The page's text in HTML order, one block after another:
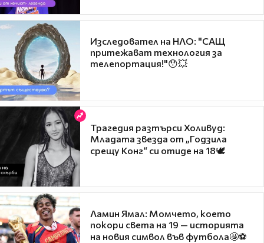
Изследовател на НЛО: "САЩ
притежават технология за
телепортация!"😯💥
Трагедия разтърси Холивуд:
Младата звезда от „Годзила
срещу Конг“ си отиде на 18🕊️
Ламин Ямал: Момчето, което
покори света на 19 — историята
на новия символ във футбола🤩⚽